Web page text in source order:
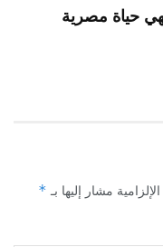
إليها بـ*